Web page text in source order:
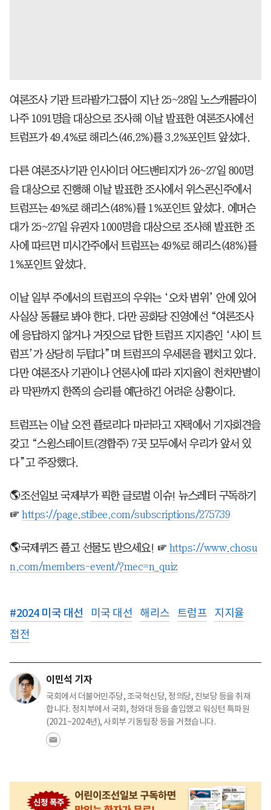
여론조사 기관 트라팔가그룹이 지난 25~28일 노스캐롤라이
나주 1091명을 대상으로 조사해 이날 발표한 여론조사에선
트럼프가 49.4%로 해리스(46.2%)를 3.2%포인트 앞섰다.
다른 여론조사기관 인사이더 어드밴티지가 26~27일 800명
을 대상으로 진행해 이날 발표한 조사에서 위스콘신주에서
트럼프는 49%로 해리스(48%)를 1%포인트 앞섰다. 에머슨
대가 25~27일 유권자 1000명을 대상으로 조사해 발표한 조
사에 따르면 미시간주에서 트럼프는 49%로 해리스(48%)를
1%포인트 앞섰다.
이날 일부 주에서의 트럼프의 우위는 ‘오차 범위’ 안에 있어
사실상 동률로 봐야 한다. 다만 공화당 진영에선 “여론조사
에 응답하지 않거나 거짓으로 답한 트럼프 지지층인 ‘샤이 트
럼프’가 상당히 두텁다”며 트럼프의 우세론을 펼치고 있다.
다만 여론조사 기관이나 언론사에 따라 지지율이 천차만별이
라 막판까지 한쪽의 승리를 예단하긴 어려운 상황이다.
트럼프는 이날 오전 플로리다 마러라고 자택에서 기자회견을
갖고 “스윙스테이트(경합주) 7곳 모두에서 우리가 앞서 있
다”고 주장했다.
🌎조선일보 국제부가 픽한 글로벌 이슈! 뉴스레터 구독하기
☞ https://page.stibee.com/subscriptions/275739
🌎국제퀴즈 풀고 선물도 받으세요! ☞ https://www.chosu
n.com/members-event/?mec=n_quiz
#2024 미국 대선 미국 대선 해리스 트럼프 지지율
접전
이민석 기자
국회에서 더불어민주당, 조국혁신당, 정의당, 진보당 등을 취재
합니다. 정치부에서 국회, 청와대 등을 출입했고 워싱턴 특파원
(2021~2024년), 사회부 기동팀장 등을 거쳤습니다.